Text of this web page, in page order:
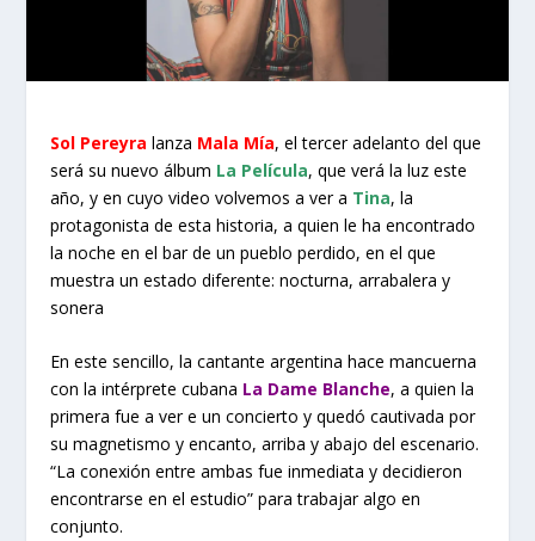
Sol Pereyra lanza Mala Mía, el tercer adelanto del que
será su nuevo álbum La Película, que verá la luz este
año, y en cuyo video volvemos a ver a Tina, la
protagonista de esta historia, a quien le ha encontrado
la noche en el bar de un pueblo perdido, en el que
muestra un estado diferente: nocturna, arrabalera y
sonera
En este sencillo, la cantante argentina hace mancuerna
con la intérprete cubana La Dame Blanche, a quien la
primera fue a ver e un concierto y quedó cautivada por
su magnetismo y encanto, arriba y abajo del escenario.
“La conexión entre ambas fue inmediata y decidieron
encontrarse en el estudio” para trabajar algo en
conjunto.